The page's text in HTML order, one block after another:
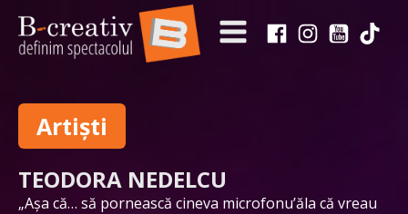
Artiști
TEODORA NEDELCU
„Așa că… să pornească cineva microfonu’ăla că vreau